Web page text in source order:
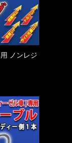
ノンレジ